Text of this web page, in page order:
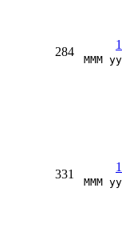
1
MMM yy
284
1
MMM yy
331